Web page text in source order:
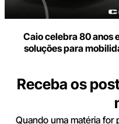
Caio celebra 80 anos
soluções para
Receba os
Quando uma matéria for